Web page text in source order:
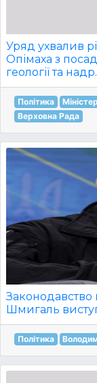
Уряд ухвалив
Опімаха з
геології та надр.
Політика
Верховна Рада
Шмигаль
Політика